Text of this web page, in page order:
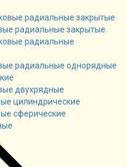
радиальные закрытые
радиальные однорядные
двухрядные
цилиндрические
сферические